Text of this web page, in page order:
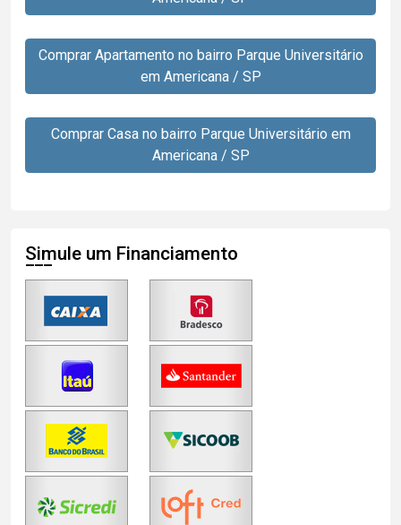
Comprar Apartamento no bairro Parque Universitário
em Americana / SP
Comprar Casa no bairro Parque Universitário em
Americana / SP
Simule um Financiamento